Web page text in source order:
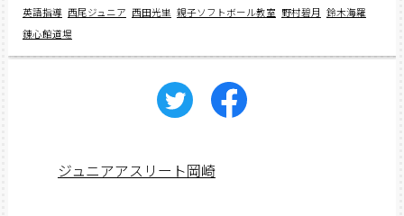
英語指導 西尾ジュニア 西田光里 親子ソフトボール教室 野村碧月 鈴木海羅
錬心館道場
ジュニアアスリート岡崎